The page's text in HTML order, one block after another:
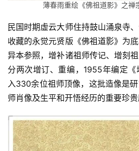
薄春雨重绘《佛祖道影》之禅
民国时期虛云大师住持鼓山涌泉寺
收藏的永觉元贤版《佛祖道影》为
异本参照，增补诸祖师传记、增刻祖
分两次增订、重编，1955年编定
入330余位祖师顶像，这批造像是
师肖像及生平和开悟经历的重要珍贵